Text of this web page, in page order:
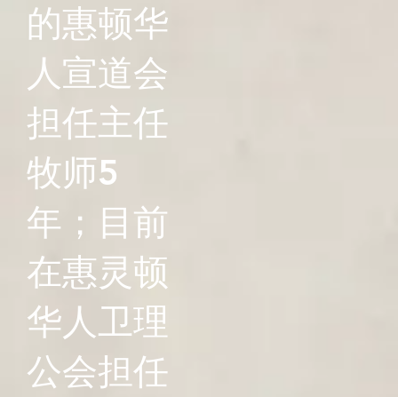
的惠顿华
人宣道会
担任主任
牧师5
年；目前
在惠灵顿
华人卫理
公会担任